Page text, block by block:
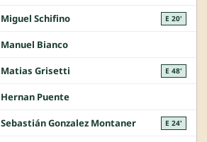
Miguel Schifino E 20'
Manuel Bianco
Matias Grisetti E 48'
Hernan Puente
Sebastián Gonzalez Montaner E 24'